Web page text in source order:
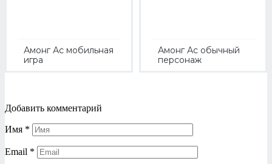
Амонг Ас мобильная
игра
Амонг Ас обычный
персонаж
Добавить комментарий
Имя *
Email *